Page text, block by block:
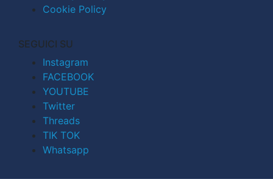
Cookie Policy
SEGUICI SU
Instagram
FACEBOOK
YOUTUBE
Twitter
Threads
TIK TOK
Whatsapp